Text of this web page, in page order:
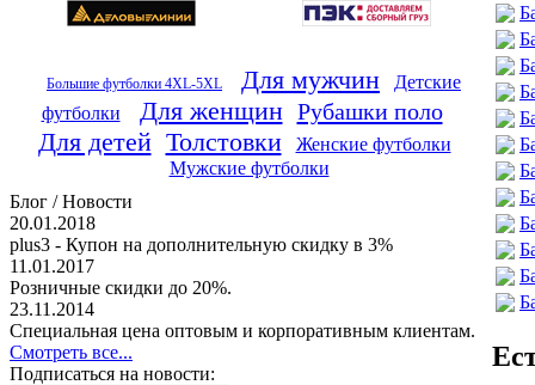
Большие футболки 4XL-5XL Для мужчин
Детские
футболки
Для женщин Рубашки поло
Для детей Толстовки
Женские футболки
Мужские футболки
Блог / Новости
20.01.2018
plus3 - Купон на дополнительную скидку в 3%
11.01.2017
Розничные скидки до 20%.
23.11.2014
Специальная цена оптовым и корпоративным клиентам.
Смотреть все...
Подписаться на новости: